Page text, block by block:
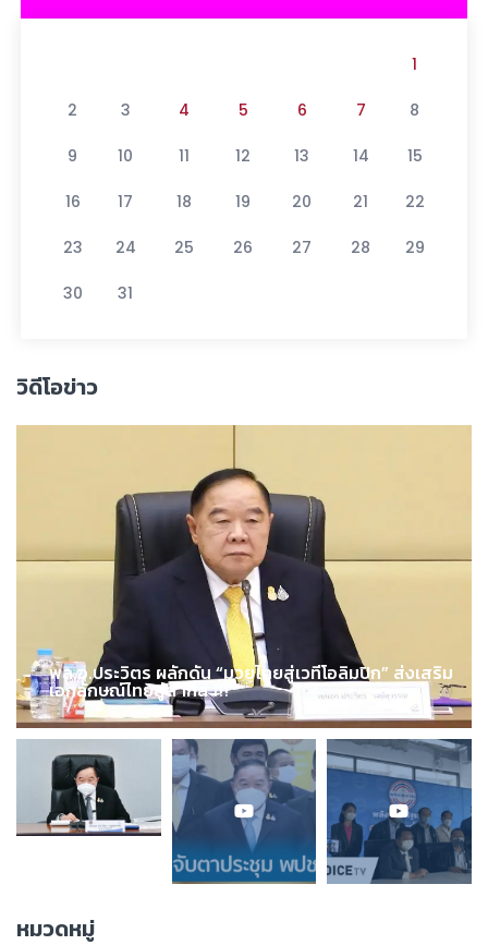
1
2 3 4 5 6 7 8
9 10 11 12 13 14 15
16 17 18 19 20 21 22
23 24 25 26 27 28 29
30 31
วิดีโอข่าว
พล.อ.ประวิตร ผลักดัน “มวยไทยสู่เวทีโอลิมปิก” ส่งเสริม
เอกลักษณ์ไทยสู่สากล !!!
หมวดหมู่